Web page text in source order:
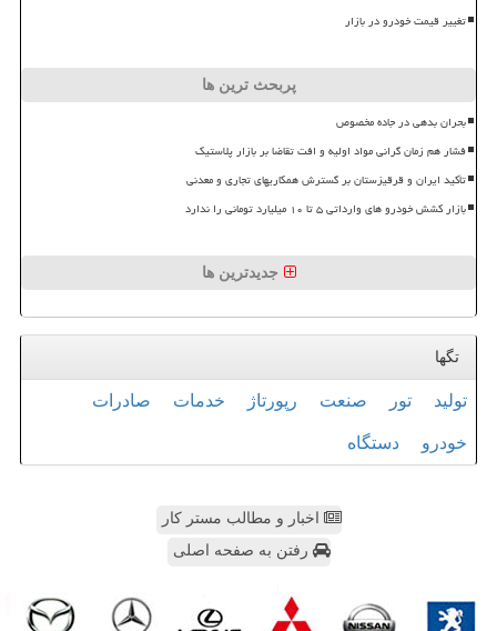
تغییر قیمت خودرو در بازار
پربحث ترین ها
بحران بدهی در جاده مخصوص
فشار هم زمان گرانی مواد اولیه و افت تقاضا بر بازار پلاستیک
تأکید ایران و قرقیزستان بر گسترش همکاریهای تجاری و معدنی
بازار کشش خودرو های وارداتی ۵ تا ۱۰ میلیارد تومانی را ندارد
جدیدترین ها
تگها
تولید تور صنعت رپورتاژ خدمات صادرات
خودرو دستگاه
اخبار و مطالب مستر کار
رفتن به صفحه اصلی